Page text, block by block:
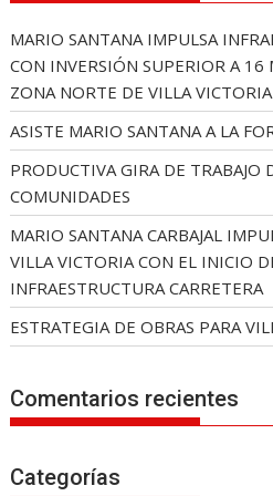
MARIO SANTANA IMPULSA
CON INVERSIÓN SUPERIOR A 16
ZONA NORTE DE VILLA VICTORIA
ASISTE MARIO SANTANA A LA
PRODUCTIVA GIRA DE TRABAJO
COMUNIDADES
MARIO SANTANA CARBAJAL
VILLA VICTORIA CON EL INICIO
INFRAESTRUCTURA CARRETERA
ESTRATEGIA DE OBRAS PARA
Comentarios recientes
Categorías